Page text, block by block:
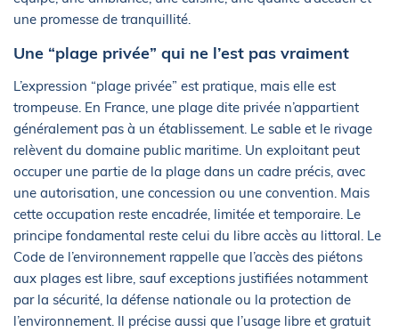
une promesse de tranquillité.
Une “plage privée” qui ne l’est pas vraiment
L’expression “plage privée” est pratique, mais elle est
trompeuse. En France, une plage dite privée n’appartient
généralement pas à un établissement. Le sable et le rivage
relèvent du domaine public maritime. Un exploitant peut
occuper une partie de la plage dans un cadre précis, avec
une autorisation, une concession ou une convention. Mais
cette occupation reste encadrée, limitée et temporaire. Le
principe fondamental reste celui du libre accès au littoral. Le
Code de l’environnement rappelle que l’accès des piétons
aux plages est libre, sauf exceptions justifiées notamment
par la sécurité, la défense nationale ou la protection de
l’environnement. Il précise aussi que l’usage libre et gratuit